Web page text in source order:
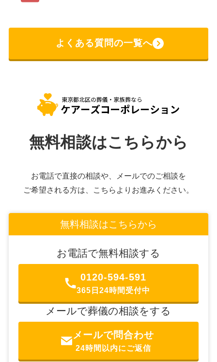
ば、どこの地域でも対応が可能です。
納骨先の地域は、文京区・新宿区・横浜市神
奈川区・埼玉県秩父市・茨城県取手市です。
よくある質問の一覧へ
無料相談はこちらから
お電話で直接の相談や、メールでのご相談を
ご希望される方は、こちらよりお進みください。
無料相談はこちらから
お電話で無料相談する
0120-594-591
365日24時間受付中
メールで葬儀の相談をする
メールで問合わせ
24時間以内にご返信